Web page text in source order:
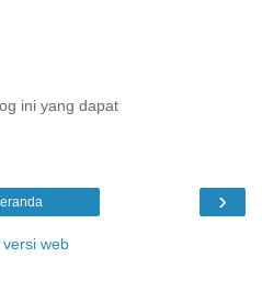
ini yang dapat
›
versi web